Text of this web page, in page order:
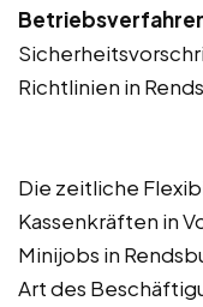
Richtlinien in
Die zeitliche
Kassenkräften in
Minijobs in
Art des